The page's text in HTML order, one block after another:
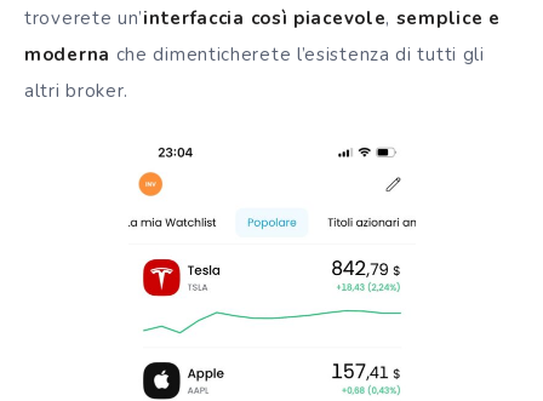
troverete un’interfaccia così piacevole, semplice e
moderna che dimenticherete l’esistenza di tutti gli
altribroker.